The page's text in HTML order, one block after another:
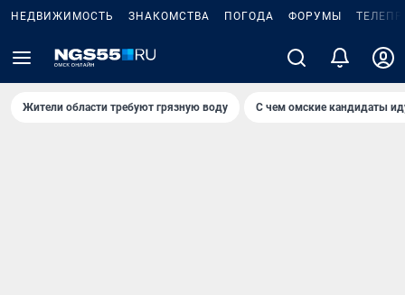
НЕДВИЖИМОСТЬ ЗНАКОМСТВА ПОГОДА ФОРУМЫ
Жители области требуют грязную воду С чем омские кандидаты